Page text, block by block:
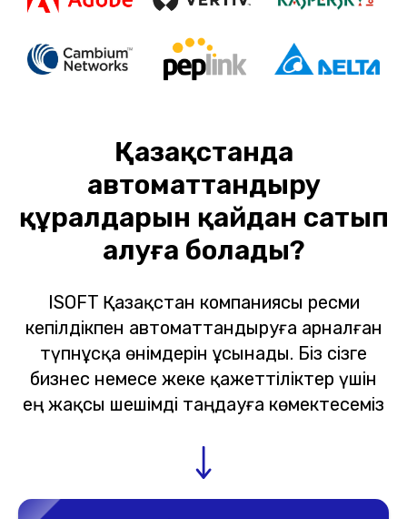
Қазақстанда
автоматтандыру
құралдарын қайдан сатып
алуға болады?
ISOFT Қазақстан компаниясы ресми
кепілдікпен автоматтандыруға арналған
түпнұсқа өнімдерін ұсынады. Біз сізге
бизнес немесе жеке қажеттіліктер үшін
ең жақсы шешімді таңдауға көмектесеміз